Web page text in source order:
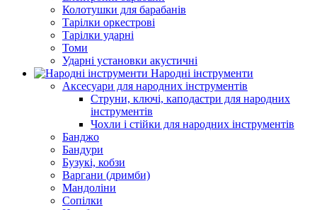
Колотушки для барабанів
Тарілки оркестрові
Тарілки ударні
Томи
Ударні установки акустичні
Народні інструменти
Аксесуари для народних інструментів
Струни, ключі, каподастри для народних
інструментів
Чохли і стійки для народних інструментів
Банджо
Бандури
Бузукі, кобзи
Варгани (дримби)
Мандоліни
Сопілки